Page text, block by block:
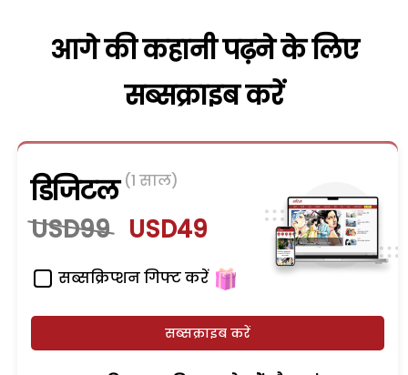
आगे की कहानी पढ़ने के लिए
सब्सक्राइब करें
डिजिटल (1 साल)
USD99 USD49
सब्सक्रिप्शन गिफ्ट करें
सब्सक्राइब करें